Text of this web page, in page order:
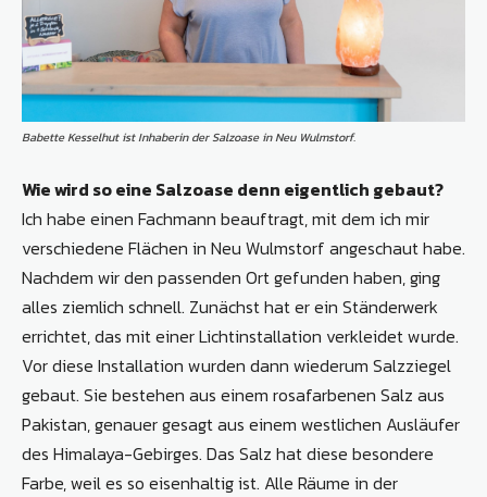
Babette Kesselhut ist Inhaberin der Salzoase in Neu Wulmstorf.
Wie wird so eine Salzoase denn eigentlich gebaut?
Ich habe einen Fachmann beauftragt, mit dem ich mir
verschiedene Flächen in Neu Wulmstorf angeschaut habe.
Nachdem wir den passenden Ort gefunden haben, ging
alles ziemlich schnell. Zunächst hat er ein Ständerwerk
errichtet, das mit einer Lichtinstallation verkleidet wurde.
Vor diese Installation wurden dann wiederum Salzziegel
gebaut. Sie bestehen aus einem rosafarbenen Salz aus
Pakistan, genauer gesagt aus einem westlichen Ausläufer
des Himalaya-Gebirges. Das Salz hat diese besondere
Farbe, weil es so eisenhaltig ist. Alle Räume in der